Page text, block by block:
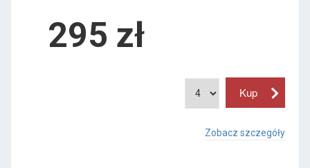
295 zł
Zobacz szczegóły